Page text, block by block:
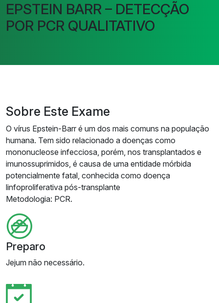
EPSTEIN BARR – DETECÇÃO
POR PCR QUALITATIVO
Sobre Este Exame
O vírus Epstein-Barr é um dos mais comuns na população
humana. Tem sido relacionado a doenças como
mononucleose infecciosa, porém, nos transplantados e
imunossuprimidos, é causa de uma entidade mórbida
potencialmente fatal, conhecida como doença
linfoproliferativa pós-transplante
Metodologia: PCR.
Preparo
Jejum não necessário.